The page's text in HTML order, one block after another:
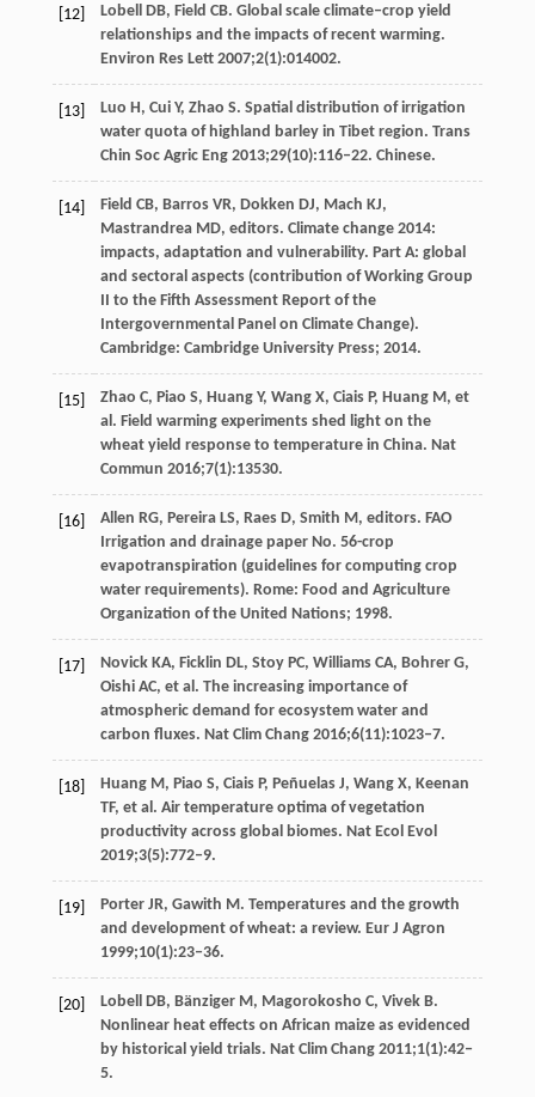
[12]
Lobell DB, Field CB. Global scale climate‒crop yield
relationships and the impacts of recent warming.
Environ Res Lett 2007;2(1):014002.
[13]
Luo H, Cui Y, Zhao S. Spatial distribution of irrigation
water quota of highland barley in Tibet region. Trans
Chin Soc Agric Eng 2013;29(10):116‒22. Chinese.
[14]
Field CB, Barros VR, Dokken DJ, Mach KJ,
Mastrandrea MD, editors. Climate change 2014:
impacts, adaptation and vulnerability. Part A: global
and sectoral aspects (contribution of Working Group
II to the Fifth Assessment Report of the
Intergovernmental Panel on Climate Change).
Cambridge: Cambridge University Press; 2014.
[15]
Zhao C, Piao S, Huang Y, Wang X, Ciais P, Huang M, et
al. Field warming experiments shed light on the
wheat yield response to temperature in China. Nat
Commun 2016;7(1):13530.
[16]
Allen RG, Pereira LS, Raes D, Smith M, editors. FAO
Irrigation and drainage paper No. 56-crop
evapotranspiration (guidelines for computing crop
water requirements). Rome: Food and Agriculture
Organization of the United Nations; 1998.
[17]
Novick KA, Ficklin DL, Stoy PC, Williams CA, Bohrer G,
Oishi AC, et al. The increasing importance of
atmospheric demand for ecosystem water and
carbon ﬂuxes. Nat Clim Chang 2016;6(11):1023‒7.
[18]
Huang M, Piao S, Ciais P, Peñuelas J, Wang X, Keenan
TF, et al. Air temperature optima of vegetation
productivity across global biomes. Nat Ecol Evol
2019;3(5):772‒9.
[19]
Porter JR, Gawith M. Temperatures and the growth
and development of wheat: a review. Eur J Agron
1999;10(1):23‒36.
[20]
Lobell DB, Bänziger M, Magorokosho C, Vivek B.
Nonlinear heat effects on African maize as evidenced
by historical yield trials. Nat Clim Chang 2011;1(1):42‒
5.